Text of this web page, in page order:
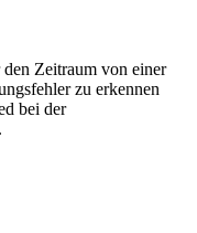
Zeitraum von einer
zu erkennen
bei der